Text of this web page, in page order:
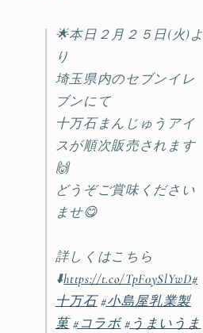
🌟本日２月２５日(火)よ
り
埼玉県内のセブンイレ
ブンにて
十万石まんじゅうアイ
スが順次販売されます
🙌
どうぞご賞味ください
ませ😋
詳しくはこちら
⬇️https://t.co/TpF0ySlYwD#
十万石 #小島屋乳業製
菓 #コラボ #うまいうま